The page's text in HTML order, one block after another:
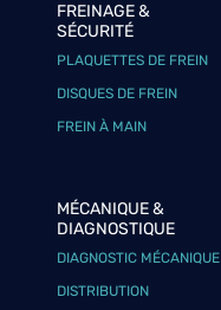
FREINAGE &
SÉCURITÉ
PLAQUETTES DE FREIN
DISQUES DE FREIN
FREIN À MAIN
MÉCANIQUE &
DIAGNOSTIQUE
DIAGNOSTIC MÉCANIQUE
DISTRIBUTION